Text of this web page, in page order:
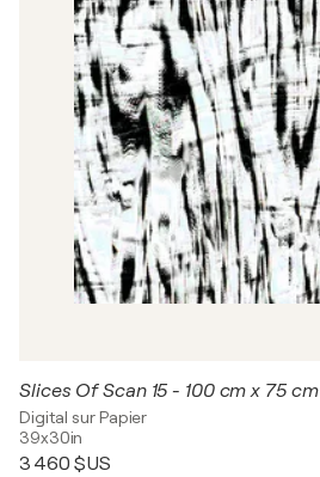
Slices Of Scan 15 - 100 cm x 75 cm
Digital sur Papier
39x30in
3 460 $US